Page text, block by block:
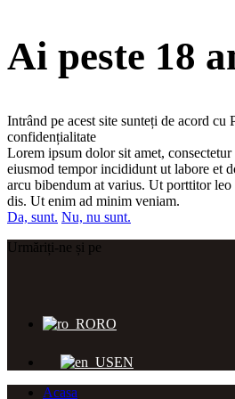
Ai peste 18
Intrând pe acest site sunteți de acord cu
confidențialitate
Lorem ipsum dolor sit amet,
eiusmod tempor incididunt ut labore et
arcu bibendum at varius. Ut porttitor leo
dis. Ut enim ad minim veniam.
Da, sunt. Nu, nu sunt.
Urmăriți-ne și pe
RO
EN
Acasa